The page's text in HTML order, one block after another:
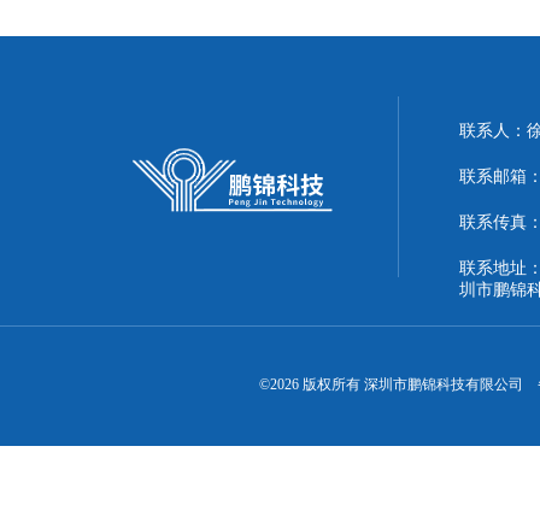
联系人：
联系邮箱
联系传真
联系地址
圳市鹏锦
©2026 版权所有 深圳市鹏锦科技有限公司